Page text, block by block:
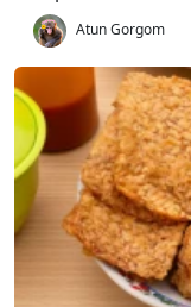
Atun Gorgom